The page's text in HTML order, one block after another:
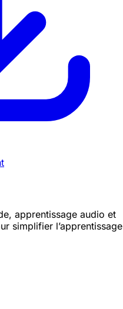
apprentissage audio et
simplifier l’apprentissage